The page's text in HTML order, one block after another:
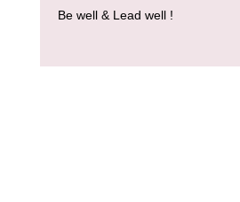
Be well & Lead well !